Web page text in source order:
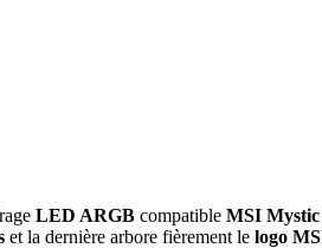
LED ARGB compatible MSI
et la dernière arbore fièrement le logo